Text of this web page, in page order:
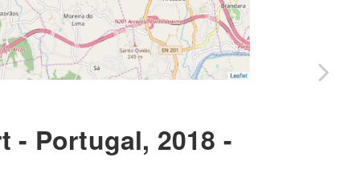
- Portugal, 2018 -